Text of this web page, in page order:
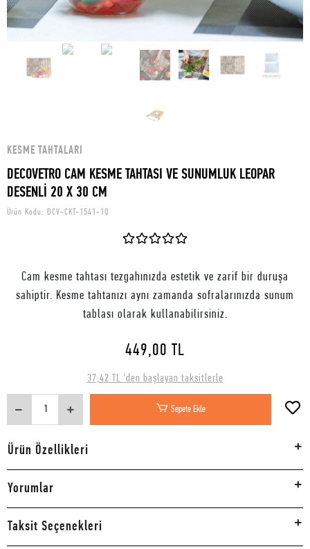
KESME TAHTALARI
DECOVETRO CAM KESME TAHTASI VE SUNUMLUK LEOPAR
DESENLİ 20 X 30 CM
Ürün Kodu: DCV-CKT-1541-1Q
Cam kesme tahtası tezgahınızda estetik ve zarif bir duruşa
sahiptir. Kesme tahtanızı aynı zamanda sofralarınızda sunum
tablası olarak kullanabilirsiniz.
449,00 TL
37,42 TL 'den başlayan taksitlerle
Sepete Ekle
Ürün Özellikleri
Yorumlar
Taksit Seçenekleri